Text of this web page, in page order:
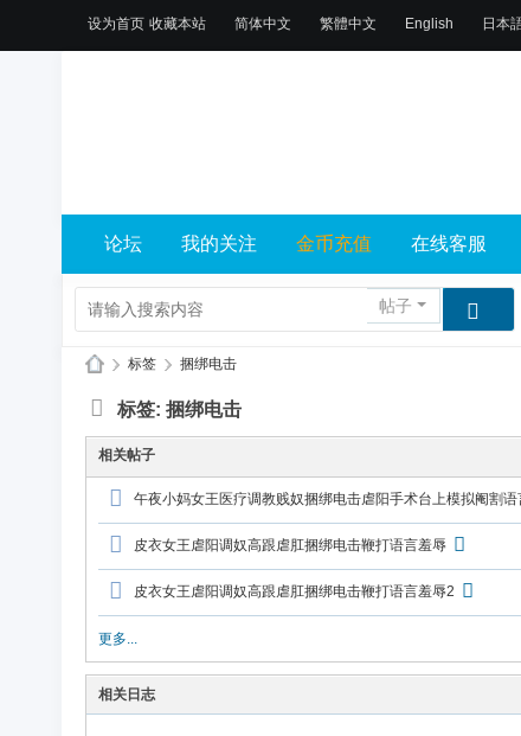
设为首页 收藏本站 简体中文 繁體中文 English 日本
论坛 我的关注 金币充值 在线客服
帖子
X
L
乐
坛
区
› 标签 › 捆绑电击
标签: 捆绑电击
相关帖子
午夜小妈女王医疗调教贱奴捆绑电击虐阳手术台上模拟阉割语
皮衣女王虐阳调奴高跟虐肛捆绑电击鞭打语言羞辱
皮衣女王虐阳调奴高跟虐肛捆绑电击鞭打语言羞辱2
更多...
相关日志